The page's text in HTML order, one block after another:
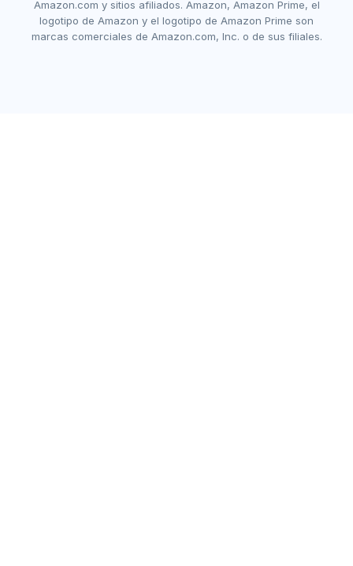
Amazon.com y sitios afiliados. Amazon, Amazon Prime, el
logotipo de Amazon y el logotipo de Amazon Prime son
marcas comerciales de Amazon.com, Inc. o de sus filiales.